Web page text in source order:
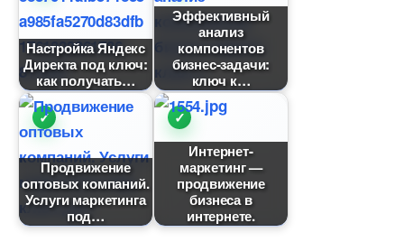
Настройка Яндекс
Директа под ключ:
как получать
Эффективный
анализ
компоненто
изнес-задачи:
ключ к
Продвижение
оптовых компаний.
Услуги маркетинга
под
Интернет-
маркетинг —
продвижение
изнеса
интернете.